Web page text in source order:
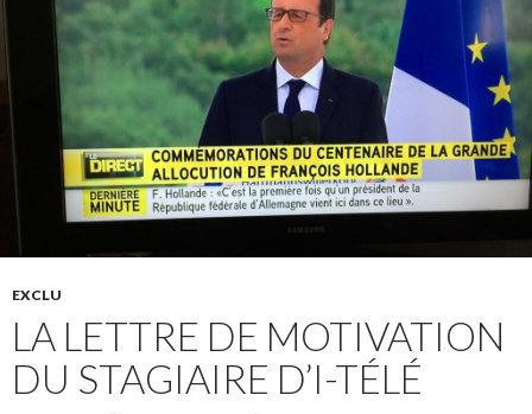
EXCLU
LA LETTRE DE MOTIVATION
DU STAGIAIRE D’I-TÉLÉ